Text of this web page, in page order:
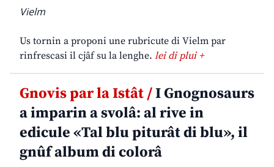
Vielm
Us tornin a proponi une rubricute di Vielm par
rinfrescasi il cjâf su la lenghe. lei di plui +
Gnovis par la Istât /I Gnognosaurs
a imparin a svolâ: al rive in
edicule «Tal blu piturât di blu», il
gnûf album di colorâ